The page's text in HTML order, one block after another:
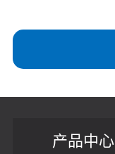
产品中心